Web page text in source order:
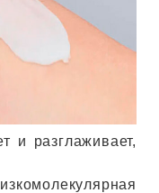
и разглаживает,